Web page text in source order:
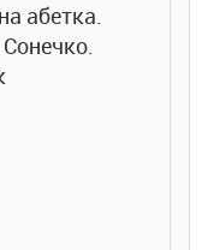
абетка.
Сонечко.